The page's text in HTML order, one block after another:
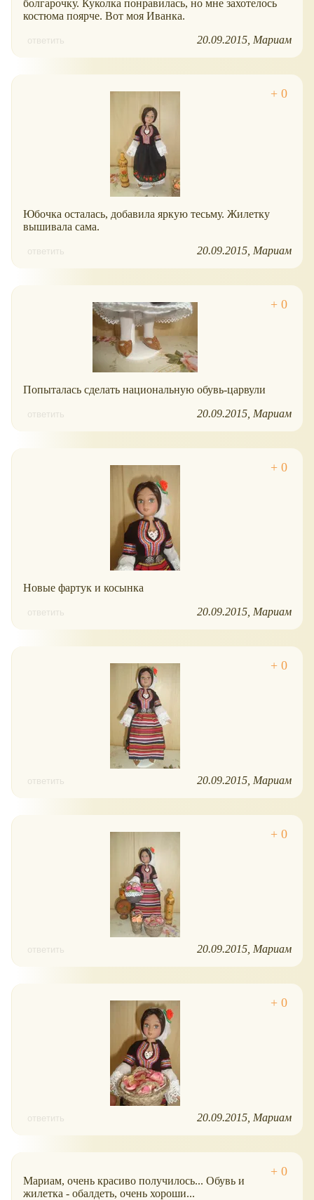
болгарочку. Куколка понравилась, но мне захотелось
костюма поярче. Вот моя Иванка.
ответить 20.09.2015 Мариам
Юбочка осталась, добавила яркую тесьму. Жилетку
вышивала сама.
ответить 20.09.2015 Мариам
Попыталась сделать национальную обувь-царвули
ответить 20.09.2015 Мариам
Новые фартук и косынка
ответить 20.09.2015 Мариам
ответить 20.09.2015 Мариам
ответить 20.09.2015 Мариам
ответить 20.09.2015 Мариам
Мариам, очень красиво получилось... Обувь и
жилетка - обалдеть, очень хороши...